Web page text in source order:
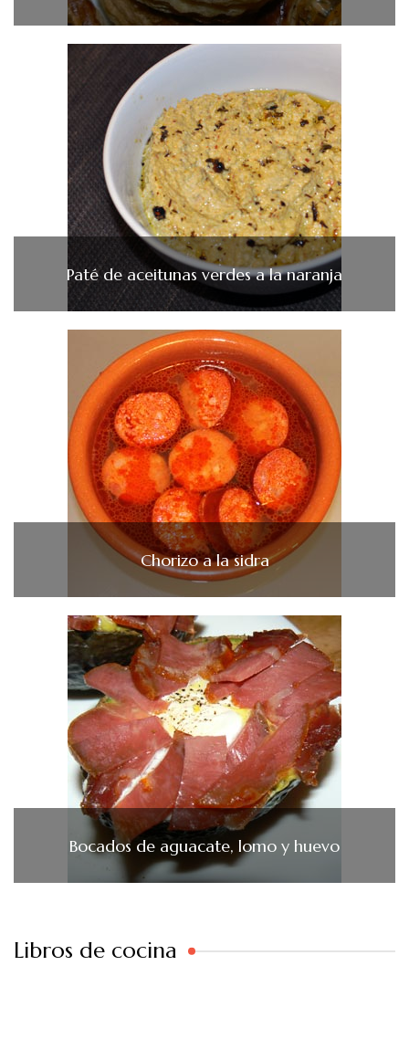
Paté de aceitunas verdes a la naranja
Chorizo a la sidra
Bocados de aguacate, lomo y huevo
Libros de cocina